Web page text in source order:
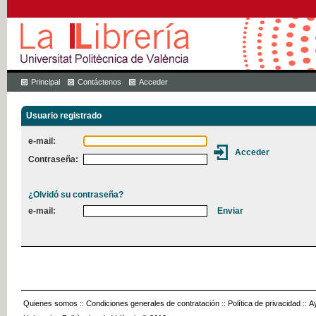
Principal Contáctenos Acceder
Usuario registrado
e-mail:
Contraseña:
¿Olvidó su contraseña?
e-mail:
Quienes somos :: Condiciones generales de contratación :: Política de privacidad ::